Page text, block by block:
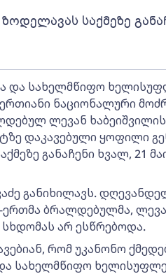
საქმეზე
და სახელმწიფო
ნაციონალური
ლევან
დაკავებული ყოფილი
განაჩენი ხვალ, 21
განიხილავს.
ბრალდებულმა,
არ ესწრებოდა.
რომ უკანონო
სახელმწიფო